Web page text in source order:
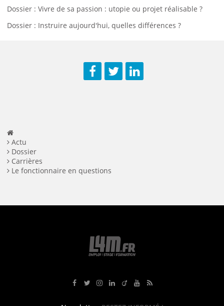
Dossier : Vivre de sa passion : utopie ou projet réalisable ?
Dossier : Instruire aujourd'hui, quelles différences ?
Actu
Dossier
Carrières
Le fonctionnaire en questions